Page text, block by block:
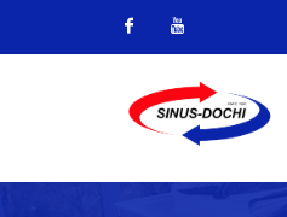
Youtube